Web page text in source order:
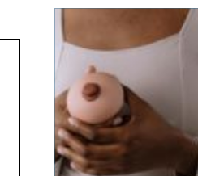
under sommarhalvåret.
Glasräcken, mörka
reflekterande ytor gör att
solen ofta upplevs
starkare i Stockholm än
förväntat. Med
22 juli
2026